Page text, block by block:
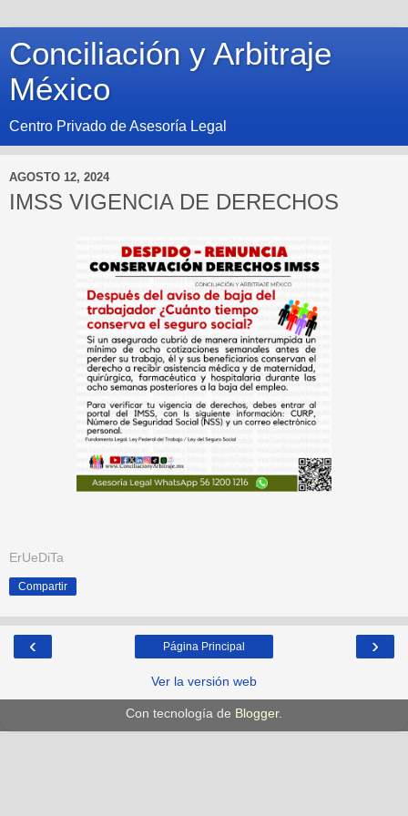
Conciliación y Arbitraje
México
Centro Privado de Asesoría Legal
AGOSTO 12, 2024
IMSS VIGENCIA DE DERECHOS
ErUeDiTa
Compartir
‹ ›
Página Principal
Ver la versión web
Con tecnología de Blogger.